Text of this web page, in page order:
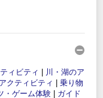
ィビティ
川・湖のア
クティビティ
乗り物
・ゲーム体験 ガイド